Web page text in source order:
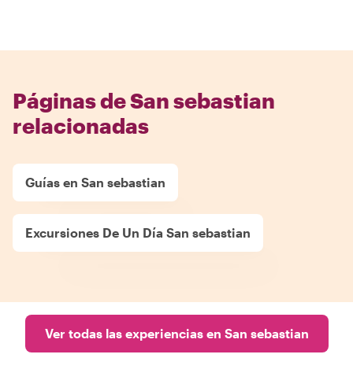
Páginas de San sebastian
relacionadas
Guías en San sebastian
Excursiones De Un Día San sebastian
Ver todas las experiencias en San sebastian